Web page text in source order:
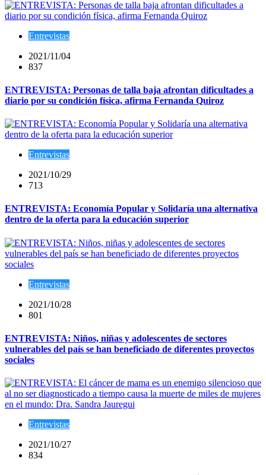
Entrevistas
2021/11/04
837
ENTREVISTA: Personas de talla baja afrontan dificultades a
diario por su condición física, afirma Fernanda Quiroz
Entrevistas
2021/10/29
713
ENTREVISTA: Economía Popular y Solidaría una alternativa
dentro de la oferta para la educación superior
Entrevistas
2021/10/28
801
ENTREVISTA: Niños, niñas y adolescentes de sectores
vulnerables del país se han beneficiado de diferentes proyectos
sociales
Entrevistas
2021/10/27
834